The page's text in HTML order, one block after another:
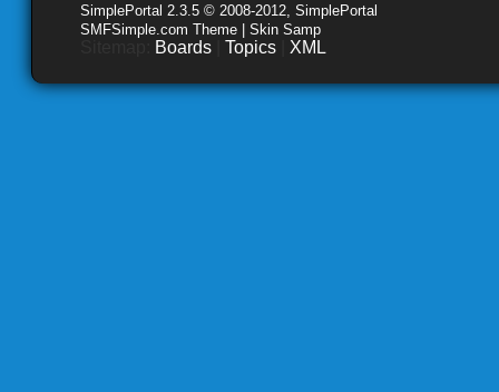
SimplePortal 2.3.5 © 2008-2012, SimplePortal
SMFSimple.com Theme | Skin Samp
Boards Topics XML